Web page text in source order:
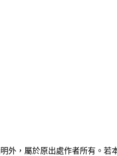
，屬於原出處作者所有。